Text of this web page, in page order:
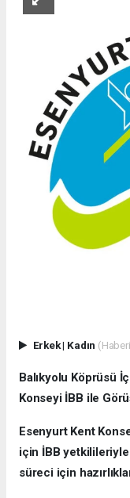
Erkek| Kadın
Balıkyolu Köprüsü
Konseyi İBB ile
Esenyurt Kent
için İBB
süreci için